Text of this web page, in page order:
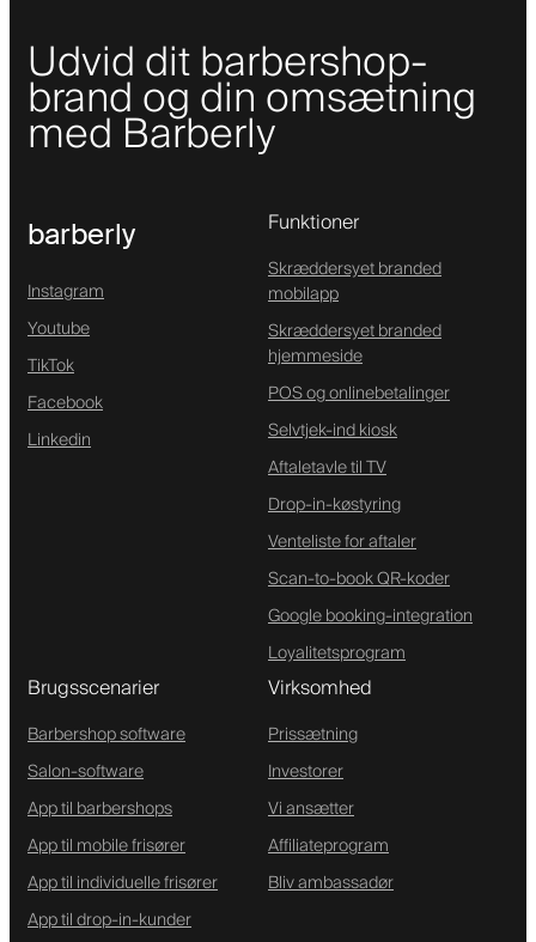
Udvid dit barbershop-
brand og din omsætning
med Barberly
barberly
Instagram
Youtube
TikTok
Facebook
Linkedin
Funktioner
Skræddersyet branded
mobilapp
Skræddersyet branded
hjemmeside
POS og onlinebetalinger
Selvtjek-ind kiosk
Aftaletavle til TV
Drop-in-køstyring
Venteliste for aftaler
Scan-to-book QR-koder
Google booking-integration
Loyalitetsprogram
Brugsscenarier
Barbershop software
Salon-software
App til barbershops
App til mobile frisører
App til individuelle frisører
App til drop-in-kunder
Virksomhed
Prissætning
Investorer
Vi ansætter
Affiliateprogram
Bliv ambassadør